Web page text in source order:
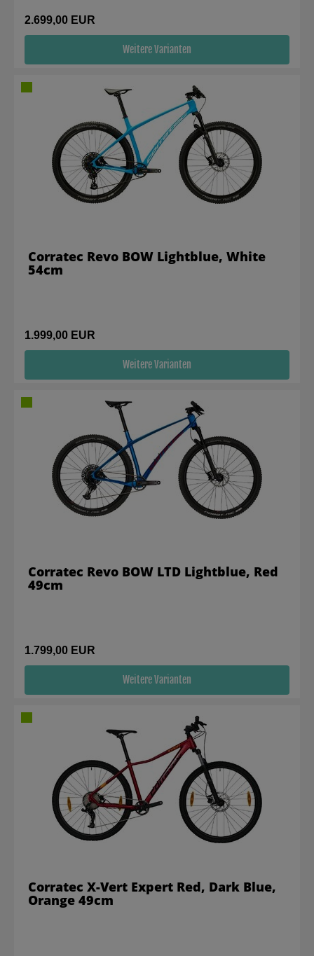
2.699,00 EUR
Weitere Varianten
1.999,00 EUR
Weitere Varianten
Corratec Revo BOW Lightblue, White
54cm
1.799,00 EUR
Weitere Varianten
Corratec Revo BOW LTD Lightblue, Red
49cm
Corratec X-Vert Expert Red, Dark Blue,
Orange 49cm